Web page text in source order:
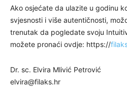
Ako osjećate da ulazite u godinu
svjesnosti i više autentičnosti,
trenutak da pogledate svoju
možete pronaći ovdje: https://
Dr. sc. Elvira Mlivić Petrović
elvira@filaks.hr